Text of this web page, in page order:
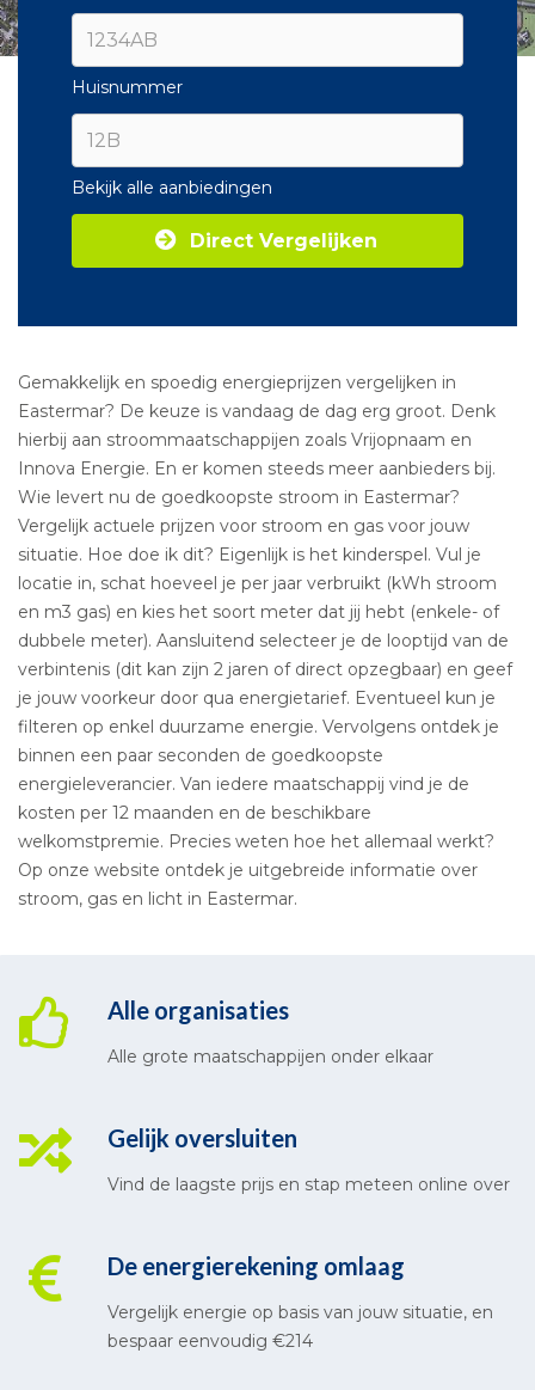
Huisnummer
Bekijk alle aanbiedingen
Direct Vergelijken
Gemakkelijk en spoedig energieprijzen vergelijken in
Eastermar? De keuze is vandaag de dag erg groot. Denk
hierbij aan stroommaatschappijen zoals Vrijopnaam en
Innova Energie. En er komen steeds meer aanbieders bij.
Wie levert nu de goedkoopste stroom in Eastermar?
Vergelijk actuele prijzen voor stroom en gas voor jouw
situatie. Hoe doe ik dit? Eigenlijk is het kinderspel. Vul je
locatie in, schat hoeveel je per jaar verbruikt (kWh stroom
en m3 gas) en kies het soort meter dat jij hebt (enkele- of
dubbele meter). Aansluitend selecteer je de looptijd van de
verbintenis (dit kan zijn 2 jaren of direct opzegbaar) en geef
je jouw voorkeur door qua energietarief. Eventueel kun je
filteren op enkel duurzame energie. Vervolgens ontdek je
binnen een paar seconden de goedkoopste
energieleverancier. Van iedere maatschappij vind je de
kosten per 12 maanden en de beschikbare
welkomstpremie. Precies weten hoe het allemaal werkt?
Op onze website ontdek je uitgebreide informatie over
stroom, gas en licht in Eastermar.
Alle organisaties
Alle grote maatschappijen onder elkaar
Gelijk oversluiten
Vind de laagste prijs en stap meteen online over
De energierekening omlaag
Vergelijk energie op basis van jouw situatie, en
bespaar eenvoudig €214